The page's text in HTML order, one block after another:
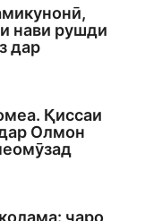
нави рушди
дар
Қиссаи
Олмон
чаро